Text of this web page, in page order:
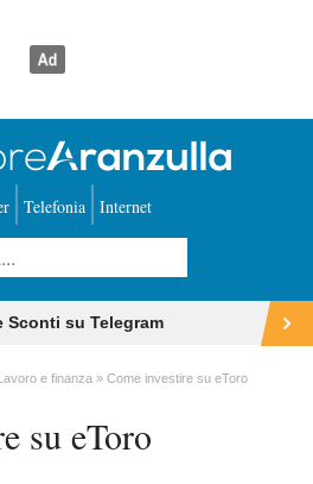
Telefonia Internet
Sconti su Telegram
e finanza Come investire su eToro
su eToro